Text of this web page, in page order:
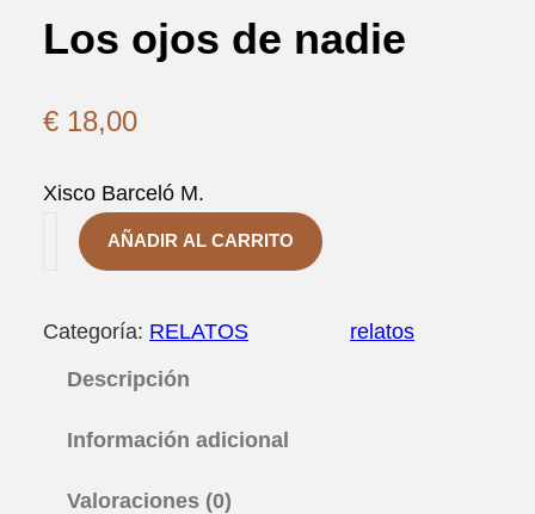
Los ojos de nadie
€ 18,00
Xisco Barceló M.
J
AÑADIR AL CARRITO
Categoría: RELATOS
relatos
Descripción
Información adicional
Valoraciones (0)